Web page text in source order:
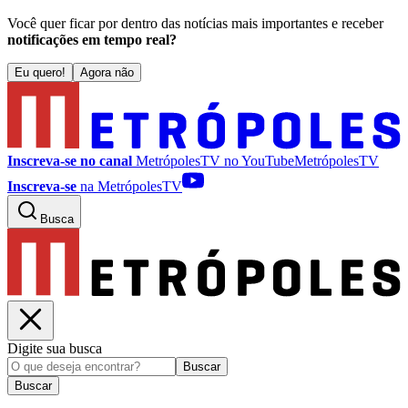
Você quer ficar por dentro das notícias mais importantes e receber
notificações em tempo real?
Eu quero! Agora não
Inscreva-se no canal MetrópolesTV noYouTubeMetrópolesTV
Inscreva-se na MetrópolesTV
Busca
Digite sua busca
Buscar
Buscar